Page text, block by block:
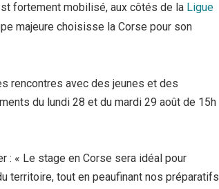
fortement mobilisé, aux côtés de la Ligue
majeure choisisse la Corse pour son
rencontres avec des jeunes et des
du lundi 28 et du mardi 29 août de 15h
: « Le stage en Corse sera idéal pour
territoire, tout en peaufinant nos préparatifs